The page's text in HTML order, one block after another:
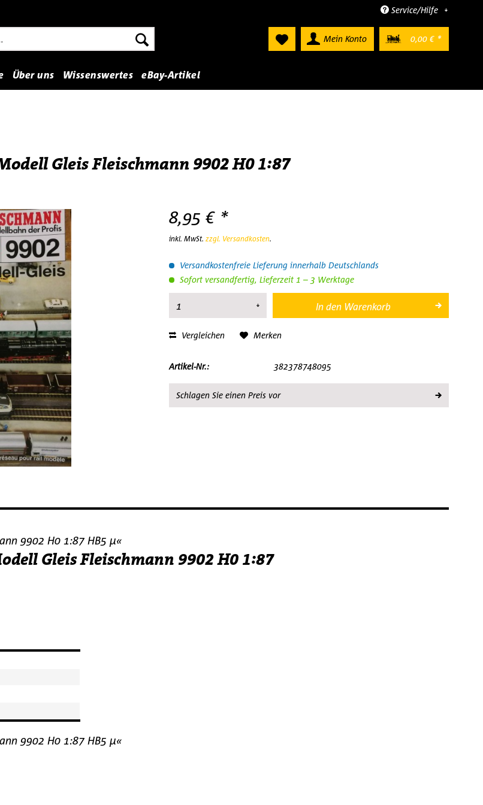
Service/Hilfe
Mein Konto 0,00 € *
Über uns Wissenswertes eBay-Artikel
Gleis Fleischmann 9902 H0 1:87
8,95 € *
inkl. MwSt. zzgl. Versandkosten.
Versandkostenfreie Lieferung innerhalb Deutschlands
Sofort versandfertig, Lieferzeit 1 – 3 Werktage
In den Warenkorb
Vergleichen Merken
Artikel-Nr.: 382378748095
Schlagen Sie einen Preis vor
9902 H0 1:87 HB5 µ«
Gleis Fleischmann 9902 H0 1:87
9902 H0 1:87 HB5 µ«